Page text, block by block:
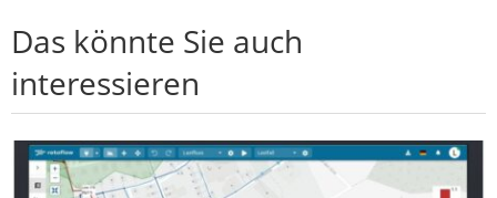
Das könnte Sie auch
interessieren